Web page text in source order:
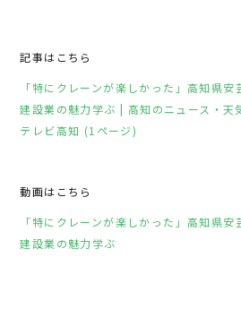
記事はこちら
「特にクレーンが楽しかった」高知県
建設業の魅力学ぶ | 高知のニュース・天
テレビ高知 (1ページ)
動画はこちら
「特にクレーンが楽しかった」高知県
建設業の魅力学ぶ